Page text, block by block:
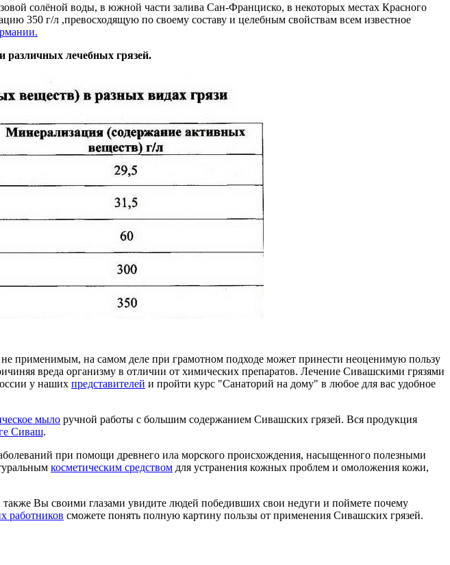
солёной воды, в южной части залива Сан-Франциско, в некоторых местах Красного
350 г/л ,превосходящую по своему составу и целебным свойствам всем известное
различных лечебных грязей.
применимым, на самом деле при грамотном подходе может принести неоценимую пользу
вреда организму в отличии от химических препаратов. Лечение Сивашскими грязями
у наших представителей и пройти курс "Санаторий на дому" в любое для вас удобное
мыло ручной работы с большим содержанием Сивашских грязей. Вся продукция
Сиваш.
при помощи древнего ила морского происхождения, насыщенного полезными
косметическим средством для устранения кожных проблем и омоложения кожи,
Вы своими глазами увидите людей победивших свои недуги и поймете почему
работников сможете понять полную картину пользы от применения Сивашских грязей.